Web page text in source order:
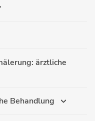
ärztliche
Behandlung